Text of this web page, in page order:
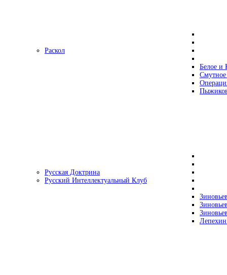
Раскол
Белое и
Русская Доктрина
Русский Интеллектуальный Клуб